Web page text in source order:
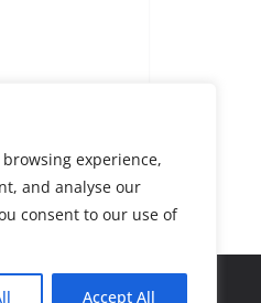
experience,
and analyse our
consent to our use of
Accept All